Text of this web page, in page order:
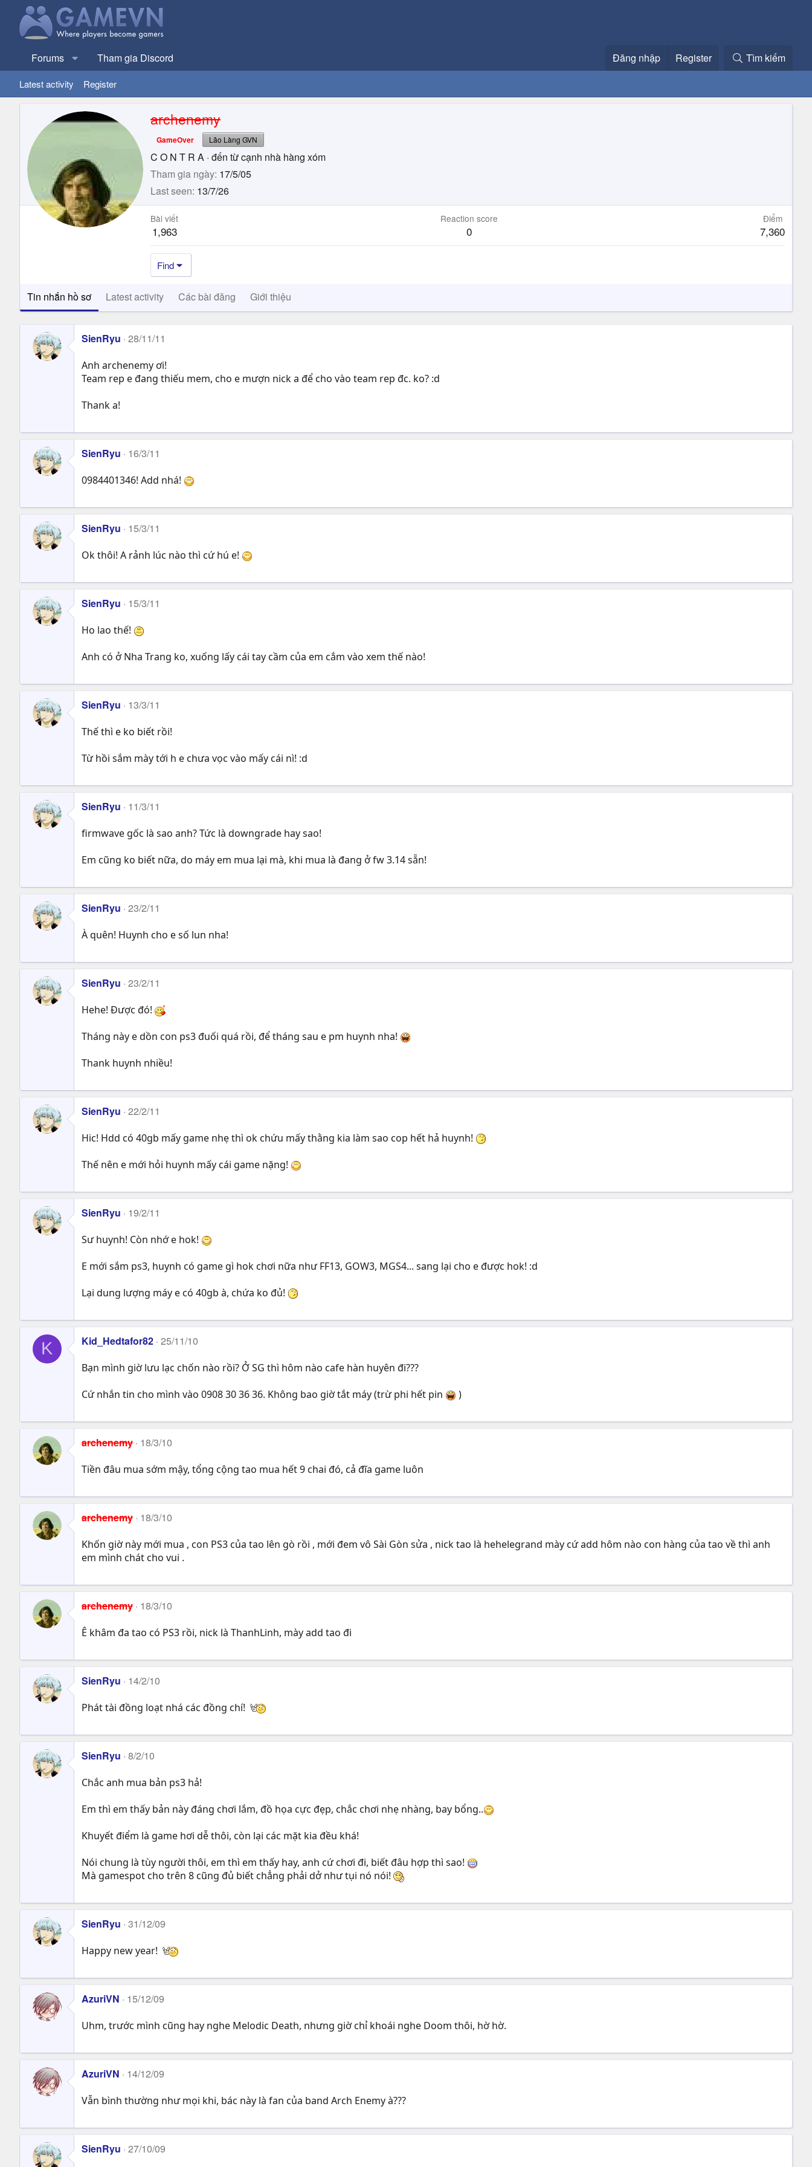
Forums Tham gia Discord Đăng nhập Register Tìm kiếm
Latest activity Register
archenemy
GameOver Lão Làng GVN
C O N T R A · đến từcạnh nhà hàng xóm
Tham gia ngày 17/5/05
Last seen 13/7/26
Bài viết
1,963
Reaction score
0
Điểm
7,360
Find
Tin nhắn hồ sơ Latest activity Các bài đăng Giới thiệu
SienRyu 28/11/11
Anh archenemy ơi!
Team rep e đang thiếu mem, cho e mượn nick a để cho vào team rep đc. ko? :d
Thank a!
SienRyu 16/3/11
0984401346! Add nhá!
SienRyu 15/3/11
Ok thôi! A rảnh lúc nào thì cứ hú e!
SienRyu 15/3/11
Ho lao thế!
Anh có ở Nha Trang ko, xuống lấy cái tay cầm của em cắm vào xem thế nào!
SienRyu 13/3/11
Thế thì e ko biết rồi!
Từ hồi sắm mày tới h e chưa vọc vào mấy cái nì! :d
SienRyu 11/3/11
firmwave gốc là sao anh? Tức là downgrade hay sao!
Em cũng ko biết nữa, do máy em mua lại mà, khi mua là đang ở fw 3.14 sẵn!
SienRyu 23/2/11
À quên! Huynh cho e số lun nha!
SienRyu 23/2/11
Hehe! Được đó!
Tháng này e dồn con ps3 đuối quá rồi, để tháng sau e pm huynh nha!
Thank huynh nhiều!
SienRyu 22/2/11
Hic! Hdd có 40gb mấy game nhẹ thì ok chứu mấy thằng kia làm sao cop hết hả huynh!
Thế nên e mới hỏi huynh mấy cái game nặng!
SienRyu 19/2/11
Sư huynh! Còn nhớ e hok!
E mới sắm ps3, huynh có game gì hok chơi nữa như FF13, GOW3, MGS4... sang lại cho e được hok! :d
Lại dung lượng máy e có 40gb à, chứa ko đủ!
K Kid_Hedtafor82 25/11/10
Bạn mình giờ lưu lạc chốn nào rồi? Ở SG thì hôm nào cafe hàn huyên đi???
Cứ nhắn tin cho mình vào 0908 30 36 36. Không bao giờ tắt máy (trừ phi hết pin
)
archenemy 18/3/10
Tiền đâu mua sớm mậy, tổng cộng tao mua hết 9 chai đó, cả đĩa game luôn
archenemy 18/3/10
Khốn giờ này mới mua , con PS3 của tao lên gò rồi , mới đem vô Sài Gòn sửa , nick tao là hehelegrand mày cứ add hôm nào con hàng của tao về thì anh
em mình chát cho vui .
archenemy 18/3/10
Ê khâm đa tao có PS3 rồi, nick là ThanhLinh, mày add tao đi
SienRyu 14/2/10
Phát tài đồng loạt nhá các đồng chí!
SienRyu 8/2/10
Chắc anh mua bản ps3 hả!
Em thì em thấy bản này đáng chơi lắm, đồ họa cực đẹp, chắc chơi nhẹ nhàng, bay bổng..
Khuyết điểm là game hơi dễ thôi, còn lại các mặt kia đều khá!
Nói chung là tùy người thôi, em thì em thấy hay, anh cứ chơi đi, biết đâu hợp thì sao!
Mà gamespot cho trên 8 cũng đủ biết chẳng phải dở như tụi nó nói!
SienRyu 31/12/09
Happy new year!
AzuriVN 15/12/09
Uhm, trước mình cũng hay nghe Melodic Death, nhưng giờ chỉ khoái nghe Doom thôi, hờ hờ.
AzuriVN 14/12/09
Vẫn bình thường như mọi khi, bác này là fan của band Arch Enemy à???
SienRyu 27/10/09